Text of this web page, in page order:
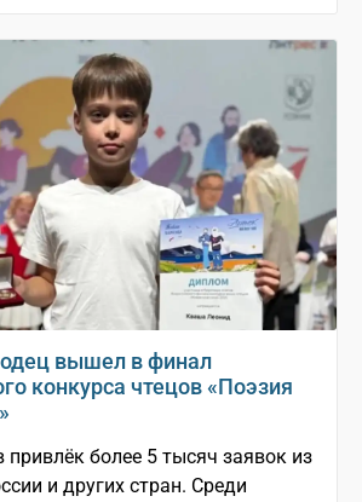
вышел в финал
конкурса чтецов «Поэзия
привлёк более 5 тысяч заявок из
и других стран. Среди